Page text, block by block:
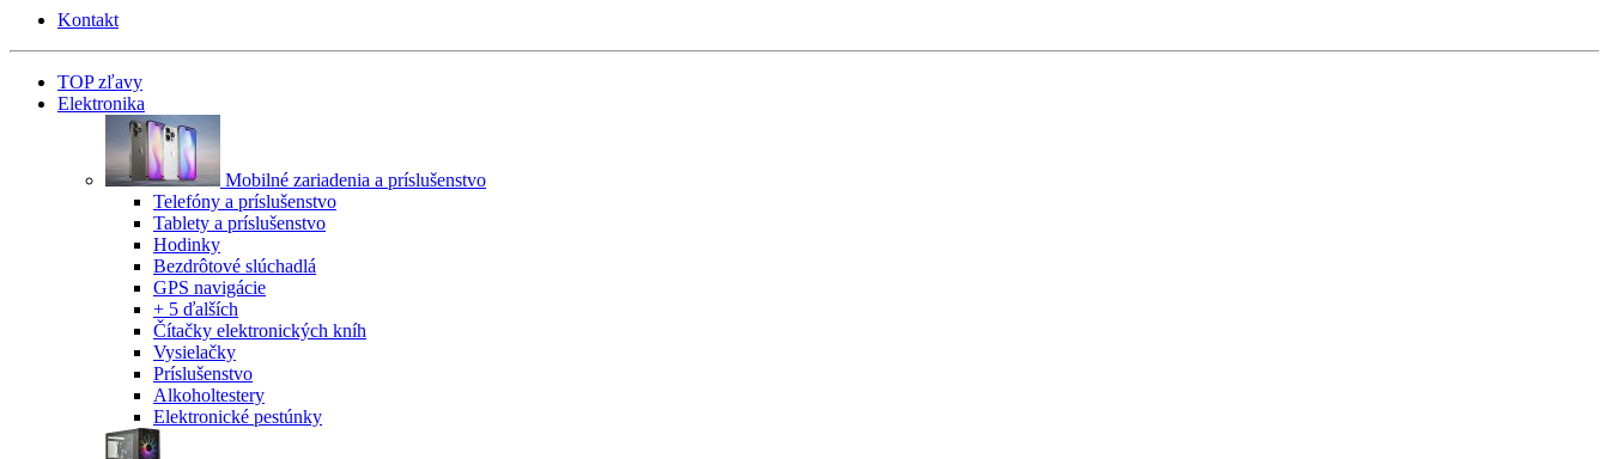
Kontakt
TOP zľavy
Elektronika
Mobilné zariadenia a príslušenstvo
Telefóny a príslušenstvo
Tablety a príslušenstvo
Hodinky
Bezdrôtové slúchadlá
GPS navigácie
+ 5 ďalších
Čítačky elektronických kníh
Vysielačky
Príslušenstvo
Alkoholtestery
Elektronické pestúnky